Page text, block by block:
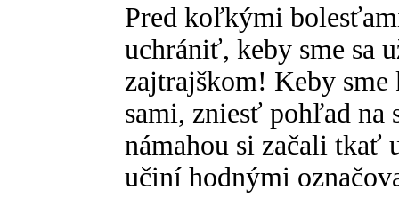
Pred koľkými
uchrániť, keby sme sa
zajtrajškom! Keby
sami, zniesť pohľad na
námahou si začali tkať
učiní hodnými